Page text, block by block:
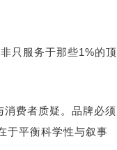
只服务于那些1%的顶
消费者质疑。品牌必须
于平衡科学性与叙事